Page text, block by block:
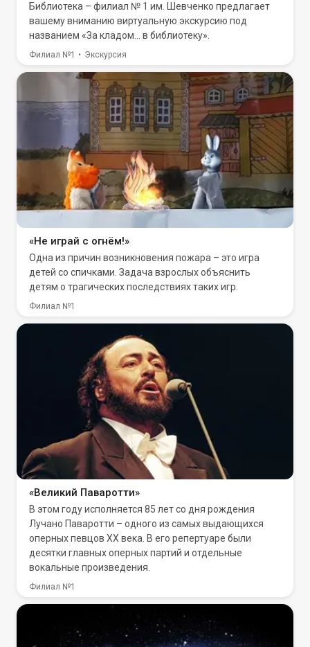
Библиотека – филиал № 1 им. Шевченко предлагает
вашему вниманию виртуальную экскурсию под
названием «За кладом… в библиотеку».
Филиал №1 Экскурсия
«Не играй с огнём!»
Одна из причин возникновения пожара – это игра
детей со спичками. Задача взрослых объяснить
детям о трагических последствиях таких игр.
Филиал №1
«Великий Паваротти»
В этом году исполняется 85 лет со дня рождения
Лучано Паваротти – одного из самых выдающихся
оперных певцов XX века. В его репертуаре были
десятки главных оперных партий и отдельные
вокальные произведения.
Филиал №1